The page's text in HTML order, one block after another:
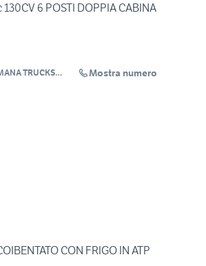
130CV 6 POSTI DOPPIA CABINA
TRUCKS
Mostra numero
CON FRIGO IN ATP